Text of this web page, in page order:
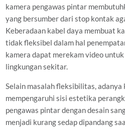
kamera pengawas pintar
yang bersumber dari stop kontak
Keberadaan kabel daya membuat
tidak fleksibel dalam hal
kamera dapat merekam video
lingkungan sekitar.
Selain masalah fleksibilitas, adanya
mempengaruhi sisi estetika
pengawas pintar dengan desain
menjadi kurang sedap dipandang